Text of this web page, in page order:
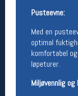
Pusteevne:
Med en
optimal
komfortabel
løpeturer.
Miljøvennlig og
Man-Fredag:
Lørdag:
Om verkstedet
For å bestille
nettbutikken
linjen